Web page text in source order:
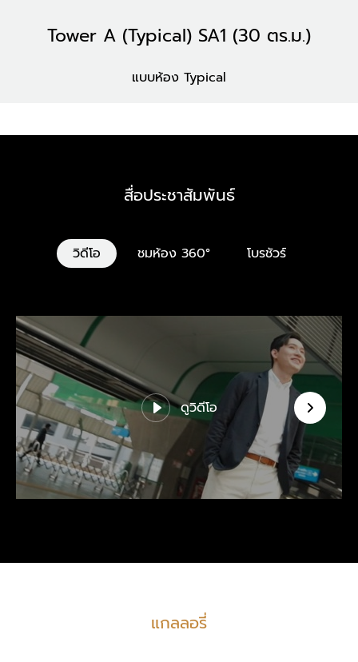
Tower A (Typical) SA1 (30 ตร.ม.)
แบบห้อง Typical
สื่อประชาสัมพันธ์
วิดีโอ ชมห้อง 360° โบรชัวร์
ดูวิดีโอ
แกลลอรี่